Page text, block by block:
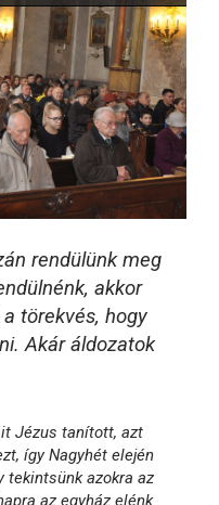
rendülünk meg
akkor
törekvés, hogy
Akár áldozatok
Jézus tanított, azt
így Nagyhét elején
tekintsünk azokra az
az egyház elénk